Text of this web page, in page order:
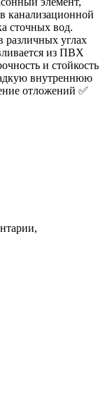
канализационной
сточных вод.
различных углах
из ПВХ
и стойкость
внутреннюю
отложений ✅